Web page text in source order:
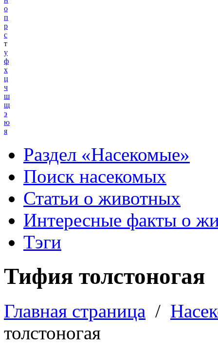
о
п
р
с
т
у
ф
х
ц
ч
ш
щ
э
ю
я
Раздел «Насекомые»
Поиск насекомых
Статьи о животных
Интересные факты о
Тэги
Тифия толстоногая
Главная страница /
толстоногая